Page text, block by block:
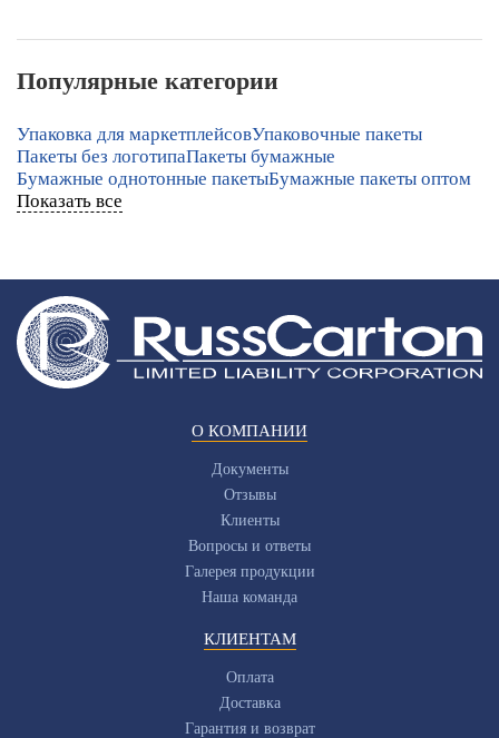
Популярные категории
Упаковка для маркетплейсовУпаковочные пакеты
Пакеты без логотипаПакеты бумажные
Бумажные однотонные пакетыБумажные пакеты оптом
Показать все
О КОМПАНИИ
Документы
Отзывы
Клиенты
Вопросы и ответы
Галерея продукции
Наша команда
КЛИЕНТАМ
Оплата
Доставка
Гарантия и возврат